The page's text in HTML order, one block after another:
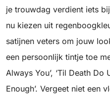
je trouwdag verdient iets
nu kiezen uit
satijnen veters om jouw
een persoonlijk tintje toe
Always You’, ‘Til Death Do
Enough’. Vergeet niet een